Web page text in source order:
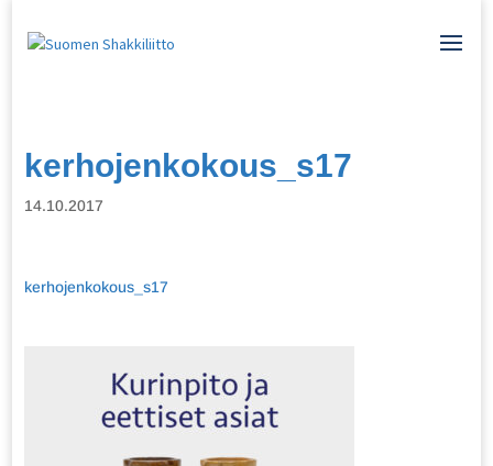
kerhojenkokous_s17
14.10.2017
kerhojenkokous_s17